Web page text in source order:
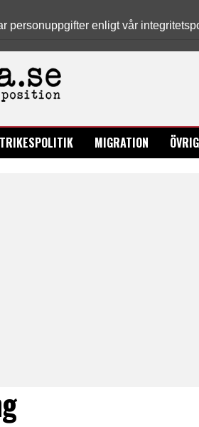
personuppgifter enligt vår
MIGRATION